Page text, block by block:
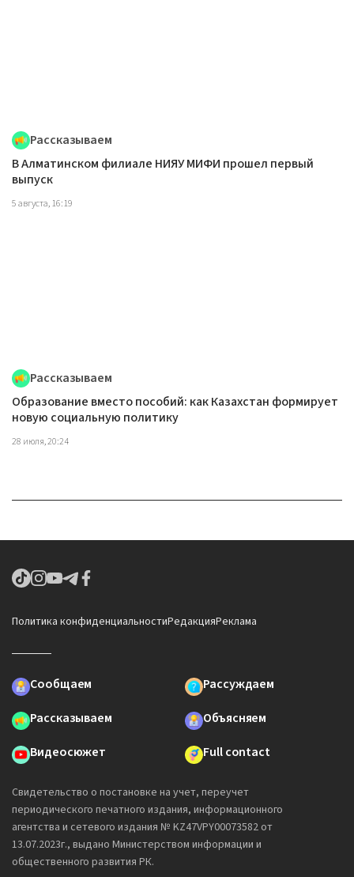
Рассказываем
В Алматинском филиале НИЯУ МИФИ прошел первый
выпуск
5 августа, 16:19
Рассказываем
Образование вместо пособий: как Казахстан формирует
новую социальную политику
28 июля, 20:24
Политика конфиденциальностиРедакцияРеклама
Сообщаем
Рассуждаем
Рассказываем
Объясняем
Видеосюжет
Full contact
Свидетельство о постановке на учет, переучет
периодического печатного издания, информационного
агентства и сетевого издания № KZ47VPY00073582 от
13.07.2023г., выдано Министерством информации и
общественного развития РК.